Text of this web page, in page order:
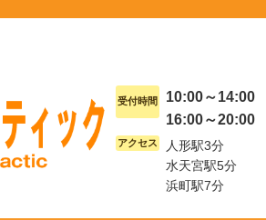
受付時間
10:00～14:00
16:00～20:00
アクセス
人形駅3分
水天宮駅5分
浜町駅7分